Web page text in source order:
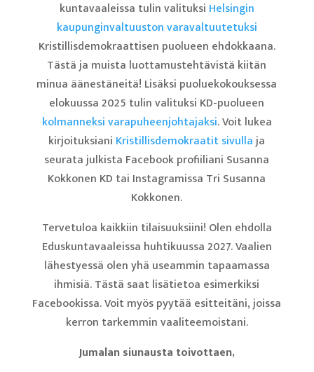
kuntavaaleissa tulin valituksi Helsingin
kaupunginvaltuuston varavaltuutetuksi
Kristillisdemokraattisen puolueen ehdokkaana.
Tästä ja muista luottamustehtävistä kiitän
minua äänestäneitä! Lisäksi puoluekokouksessa
elokuussa 2025 tulin valituksi KD-puolueen
kolmanneksi varapuheenjohtajaksi. Voit lukea
kirjoituksiani Kristillisdemokraatit sivullaja
seurata julkista Facebook profiiliani Susanna
Kokkonen KD tai Instagramissa Tri Susanna
Kokkonen.
Tervetuloa kaikkiin tilaisuuksiini! Olen ehdolla
Eduskuntavaaleissa huhtikuussa 2027. Vaalien
lähestyessä olen yhä useammin tapaamassa
ihmisiä. Tästä saat lisätietoa esimerkiksi
Facebookissa. Voit myös pyytää esitteitäni, joissa
kerron tarkemmin vaaliteemoistani.
Jumalan siunausta toivottaen,